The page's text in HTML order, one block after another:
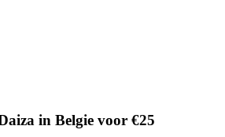
in Belgie voor €25